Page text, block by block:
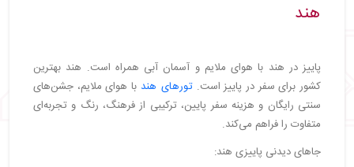
هند
پاییز در هند با هوای ملایم و آسمان آبی همراه است. هند بهترین
کشور برای سفر در پاییز است. تورهای هند با هوای ملایم، جشن‌های
سنتی رایگان و هزینه سفر پایین، ترکیبی از فرهنگ، رنگ و تجربه‌ای
متفاوت را فراهم می‌کند.
جاهای دیدنی پاییزی هند: